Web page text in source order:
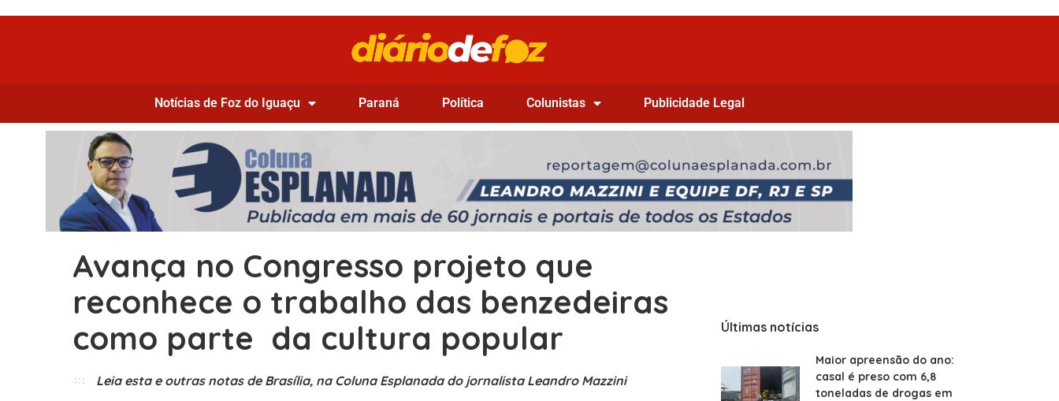
Notícias de Foz do Iguaçu Paraná Política Colunistas Publicidade Legal
Avança no Congresso projeto que
reconhece o trabalho das benzedeiras
como parte da cultura popular
Leia esta e outras notas de Brasília, na Coluna Esplanada do jornalista Leandro Mazzini
Últimas notícias
Maior apreensão do ano:
casal é preso com 6,8
toneladas de drogas em